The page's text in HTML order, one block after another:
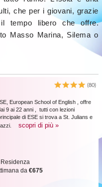
che per i giovani, grazie
tempo libero che offre.
Masso Marina, Silema o
(80)
European School of English , offre
9 ai 22 anni , tutti con lezioni
di ESE si trova a St. Julians e
scopri di più »
da €675